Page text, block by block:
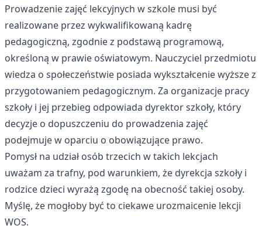
Prowadzenie zajęć lekcyjnych w szkole musi być
realizowane przez wykwalifikowaną kadrę
pedagogiczną, zgodnie z podstawą programową,
określoną w prawie oświatowym. Nauczyciel przedmiotu
wiedza o społeczeństwie posiada wykształcenie wyższe z
przygotowaniem pedagogicznym. Za organizacje pracy
szkoły i jej przebieg odpowiada dyrektor szkoły, który
decyzje o dopuszczeniu do prowadzenia zajęć
podejmuje w oparciu o obowiązujące prawo.
Pomysł na udział osób trzecich w takich lekcjach
uważam za trafny, pod warunkiem, że dyrekcja szkoły i
rodzice dzieci wyrażą zgodę na obecność takiej osoby.
Myślę, że mogłoby być to ciekawe urozmaicenie lekcji
WOS.